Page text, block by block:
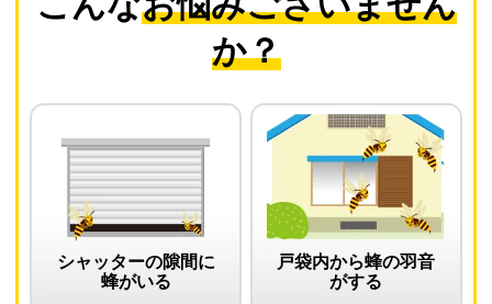
か？
シャッターの隙間に
蜂がいる
戸袋内から蜂の羽音
がする